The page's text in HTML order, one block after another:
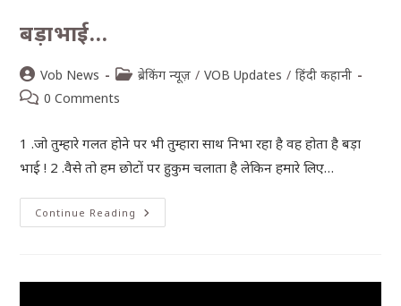
बड़ाभाई…
Vob News ब्रेकिंग न्यूज़ / VOB Updates / हिंदी कहानी
0 Comments
1 .जो तुम्हारे गलत होने पर भी तुम्हारा साथ निभा रहा है वह होता है बड़ा
भाई ! 2 .वैसे तो हम छोटों पर हुकुम चलाता है लेकिन हमारे लिए…
Continue Reading